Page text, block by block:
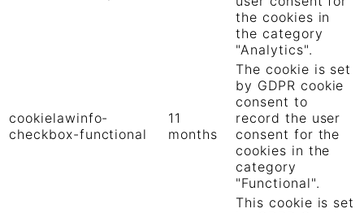
the cookies in
the category
"Analytics".
cookielawinfo-
checkbox-functional
11
months
The cookie is set
by GDPR cookie
consent to
record the user
consent for the
cookies in the
category
"Functional".
This cookie is set